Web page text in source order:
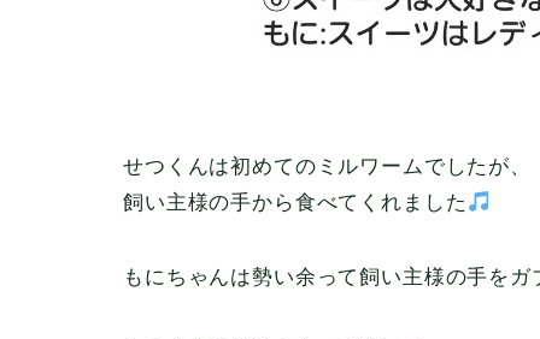
せつくんは初めてのミルワームでしたが、
飼い主様の手から食べてくれました
もにちゃんは勢い余って飼い主様の手をガ